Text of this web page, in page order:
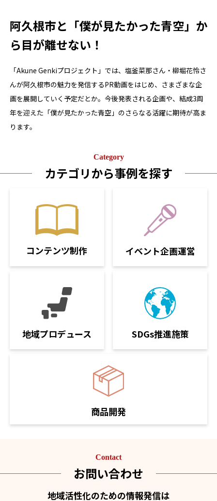
阿久根市と「僕が見たかった青空」か
ら目が離せない！
「Akune Genkiプロジェクト」では、塩釜菜那さん・柳堀花怜さ
んが阿久根市の魅力を発信するPR動画をはじめ、さまざまな企
画を展開していく予定だとか。今後発表される企画や、結成3周
年を迎えた「僕が見たかった青空」のさらなる活躍に期待が高ま
ります。
Category
カテゴリから事例を探す
コンテンツ制作 イベント企画運営
地域プロデュース SDGs推進施策
商品開発
Contact
お問い合わせ
地域活性化のための情報発信は